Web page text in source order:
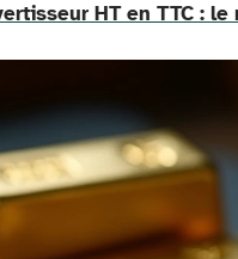
HT en TTC :